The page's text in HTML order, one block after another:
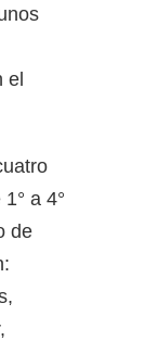
el
a 4°
de